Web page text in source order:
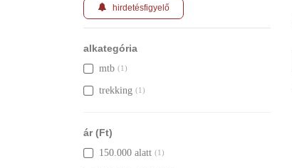
hirdetésfigyelő
alkategória
mtb (1)
trekking (1)
ár (Ft)
150.000 alatt (1)